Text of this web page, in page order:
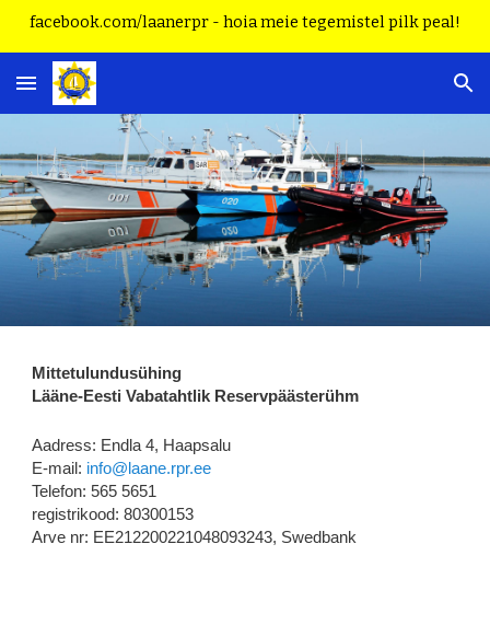
facebook.com/laanerpr - hoia meie tegemistel pilk peal!
Mittetulundusühing
Lääne-Eesti Vabatahtlik Reservpäästerühm
Aadress: Endla 4, Haapsalu
E-mail: info@laane.rpr.ee
Telefon: 565 5651
registrikood: 80300153
Arve nr: EE212200221048093243, Swedbank